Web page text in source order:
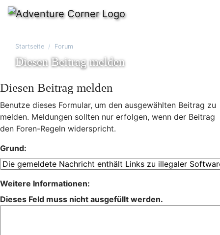
Startseite Forum
Diesen Beitrag melden
Diesen Beitrag melden
Benutze dieses Formular, um den ausgewählten Beitrag zu
melden. Meldungen sollten nur erfolgen, wenn der Beitrag
den Foren-Regeln widerspricht.
Grund:
Weitere Informationen:
Dieses Feld muss nicht ausgefüllt werden.